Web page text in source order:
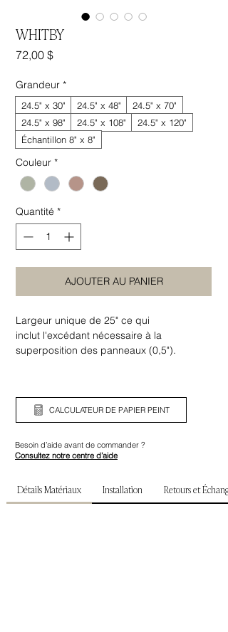
WHITBY
72,00 $Prix
Grandeur *
24.5" x 30" 24.5" x 48"
24.5" x 70"
24.5" x 98"
24.5" x 108"
24.5" x 120"
Échantillon 8" x 8"
Couleur *
Quantité *
AJOUTER AU PANIER
Largeur unique de 25" ce qui
inclut l'excédant nécessaire à la
superposition des panneaux (0,5").
commander.
CALCULATEUR DE PAPIER PEINT
Besoin d’aide avant de commander ?
Consultez notre centre d’aide
Détails Matériaux Installation Retours et